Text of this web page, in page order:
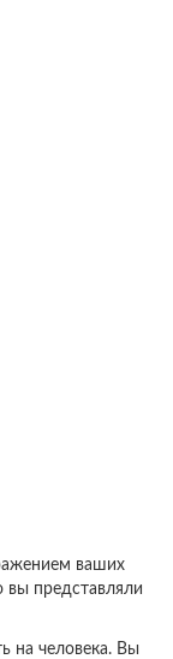
ваших
вы представляли
на человека. Вы